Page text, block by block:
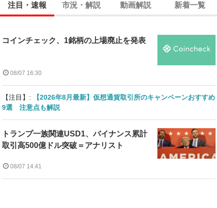
注目・速報 市況・解説 動画解説 新着一覧
コインチェック、1銘柄の上場廃止を発表
08/07 16:30
【注目】:
【2026年8月最新】仮想通貨取引所のキャンペーンおすすめ
9選 注意点も解説
トランプ一族関連USD1、バイナンス累計
取引高500億ドル突破＝アナリスト
08/07 14:41